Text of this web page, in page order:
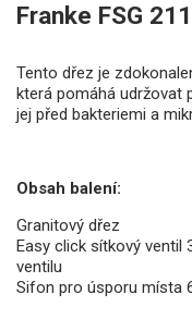
Franke FSG
Tento dřez je
která pomáhá udržovat
jej před bakteriemi a
Obsah balení:
Granitový dřez
Easy click sítkový ventil
ventilu
Sifon pro úsporu místa